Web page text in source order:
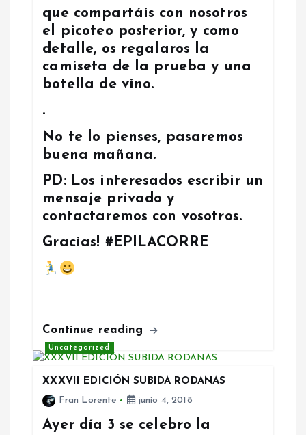
que compartáis con nosotros
el picoteo posterior, y como
detalle, os regalaros la
camiseta de la prueba y una
botella de vino.
.
No te lo pienses, pasaremos
buena mañana.
PD: Los interesados escribir un
mensaje privado y
contactaremos con vosotros.
Gracias! #EPILACORRE
Continue reading
Uncategorized
XXXVII EDICIÓN SUBIDA RODANAS
Fran Lorente
junio 4, 2018
Ayer día 3 se celebro la